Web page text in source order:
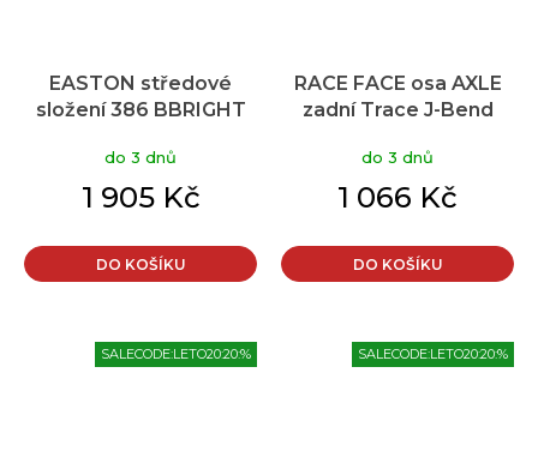
EASTON středové
složení 386 BBRIGHT
do 3 dnů
1 905 Kč
DO KOŠÍKU
RACE FACE osa AXLE
zadní Trace J-Bend
do 3 dnů
1 066 Kč
DO KOŠÍKU
SALECODE:LETO20:20:% SALECODE:LETO20:20:%